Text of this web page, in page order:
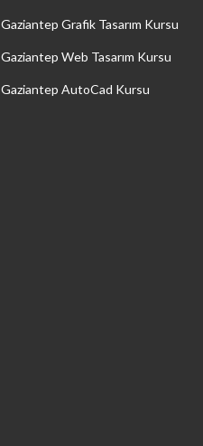
Gaziantep Grafik Tasarım Kursu
Gaziantep Web Tasarım Kursu
Gaziantep AutoCad Kursu